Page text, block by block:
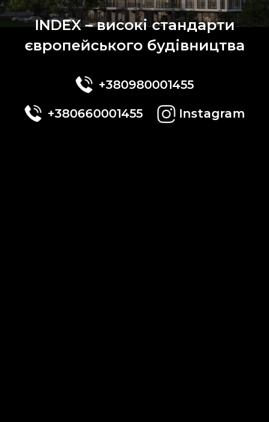
INDEX – високі стандарти
європейського будівництва
+380980001455
+380660001455
Instagram